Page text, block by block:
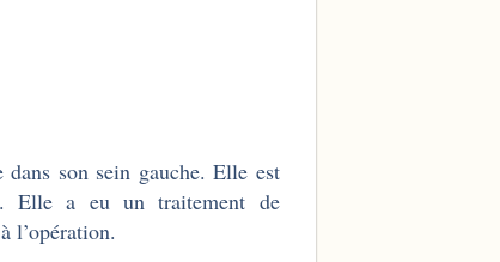
son sein gauche. Elle est
Elle a eu un traitement de
l’opération.